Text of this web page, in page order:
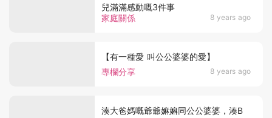
家庭關係 8 years ago
兒滿滿感動嘅3件事
專欄分享 8 years ago
【有一種愛 叫公公婆婆的愛】
湊大爸媽嘅爺爺嫲嫲同公公婆婆，湊B